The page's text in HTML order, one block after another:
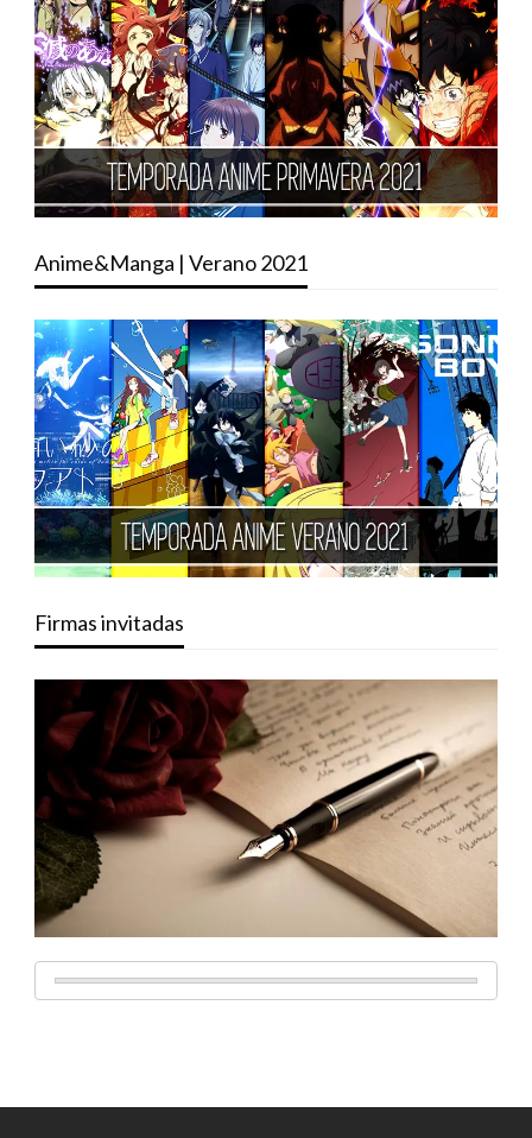
Anime&Manga | Verano 2021
Firmas invitadas